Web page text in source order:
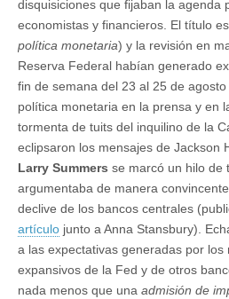
disquisiciones que fijaban la agenda
economistas y financieros. El título
política monetaria) y la revisión en
Reserva Federal habían generado
fin de semana del 23 al 25 de
política monetaria en la prensa y en
tormenta de tuits del inquilino de la
eclipsaron los mensajes de Jackson
Larry Summers se marcó un hilo de
argumentaba de manera
declive de los bancos centrales
artículo junto a Anna Stansbury).
a las expectativas generadas por los
expansivos de la Fed y de otros
nada menos que una admisión de